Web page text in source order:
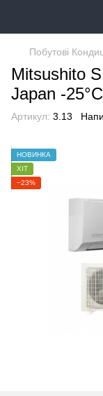
Побутові
Mitsushito
Japan -25°С
Артикул: 3.13
НОВИНКА
ХІТ
−23%